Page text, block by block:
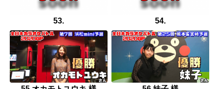
53. 54.